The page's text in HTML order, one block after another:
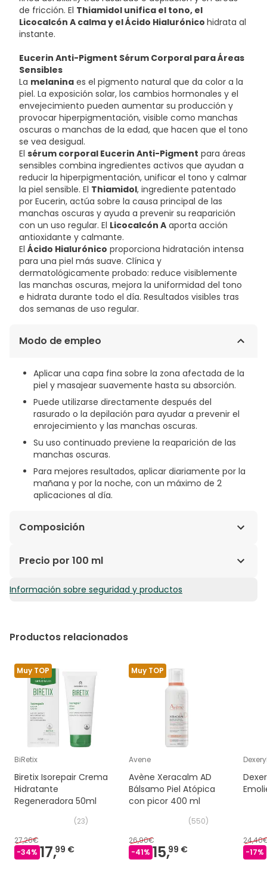
de fricción. El Thiamidol unifica el tono, el
Licocalcón A calma y el Ácido Hialurónico hidrata al
instante.
Eucerin Anti-Pigment Sérum Corporal para Áreas
Sensibles
La melanina es el pigmento natural que da color a la
piel. La exposición solar, los cambios hormonales y el
envejecimiento pueden aumentar su producción y
provocar hiperpigmentación, visible como manchas
oscuras o manchas de la edad, que hacen que el tono
se vea desigual.
El sérum corporal Eucerin Anti-Pigment para áreas
sensibles combina ingredientes activos que ayudan a
reducir la hiperpigmentación, unificar el tono y calmar
la piel sensible. El Thiamidol, ingrediente patentado
por Eucerin, actúa sobre la causa principal de las
manchas oscuras y ayuda a prevenir su reaparición
con un uso regular. El Licocalcón A aporta acción
antioxidante y calmante.
El Ácido Hialurónico proporciona hidratación intensa
para una piel más suave. Clínica y
dermatológicamente probado: reduce visiblemente
las manchas oscuras, mejora la uniformidad del tono
e hidrata durante todo el día. Resultados visibles tras
dos semanas de uso regular.
Modo de empleo
Aplicar una capa fina sobre la zona afectada de la
piel y masajear suavemente hasta su absorción.
Puede utilizarse directamente después del
rasurado o la depilación para ayudar a prevenir el
enrojecimiento y las manchas oscuras.
Su uso continuado previene la reaparición de las
manchas oscuras.
Para mejores resultados, aplicar diariamente por la
mañana y por la noche, con un máximo de 2
aplicaciones al día.
Composición
Aqua, Glycerin, Alcohol Denat., Myristyl Alcohol, Dibutyl
Carbonate, Propylheptyl Caprylate, Isobutylamido
Thiazolyl Resorcinol, Sodium Hyaluronate, Glycyrrhiza
Carbomer, Dimethicone, Trisodium EDTA,
Ethylhexylglycerin, Caprylyl Glycol, Phenoxyethanol.
Precio por 100 ml
26,65€ / 100 ml
Información sobre seguridad y productos
Productos relacionados
Muy TOP
BiRetix
Biretix Isorepair Crema
Hidratante
Regeneradora 50ml
(23)
27,26€
-34% 17,99 €
Muy TOP
Avene
Avène Xeracalm AD
Bálsamo Piel Atópica
con picor 400 ml
(550)
26,90€
-41% 15,99 €
-17%